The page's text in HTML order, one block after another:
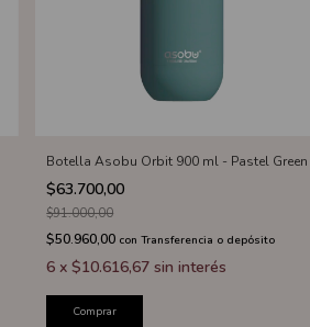
Botella Asobu Orbit 900 ml - Pastel Green
$63.700,00
$91.000,00
$50.960,00 con Transferencia o depósito
6 x$10.616,67 sin interés
Comprar